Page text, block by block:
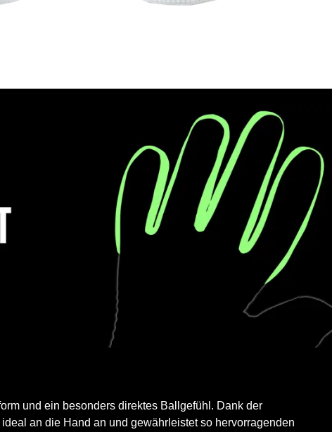
und ein besonders direktes Ballgefühl. Dank der
an die Hand an und gewährleistet so hervorragenden